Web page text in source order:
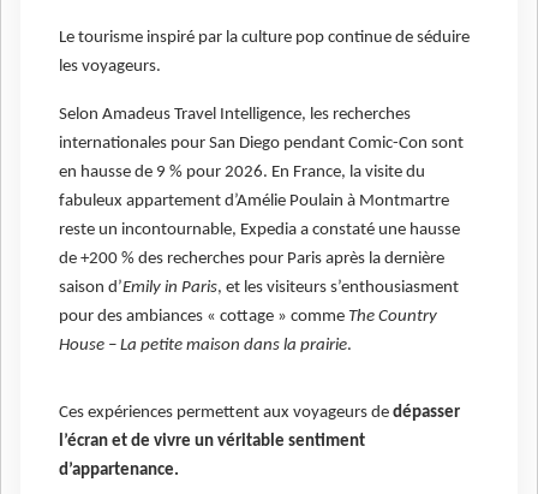
Le tourisme inspiré par la culture pop continue de séduire
les voyageurs.
Selon Amadeus Travel Intelligence, les recherches
internationales pour San Diego pendant Comic-Con sont
en hausse de 9 % pour 2026. En France, la visite du
fabuleux appartement d’Amélie Poulain à Montmartre
reste un incontournable, Expedia a constaté une hausse
de +200 % des recherches pour Paris après la dernière
saison d’Emily in Paris, et les visiteurs s’enthousiasment
pour des ambiances « cottage » comme The Country
House – La petite maison dans la prairie.
Ces expériences permettent aux voyageurs de dépasser
l’écran et de vivre un véritable sentiment
d’appartenance.